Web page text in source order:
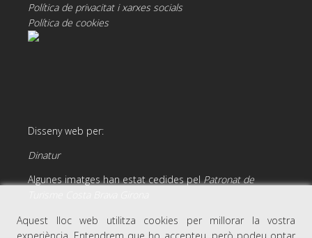
Política de privacitat i xarxes socials
Política de cookies
Disseny web per:
Dinatur
Algunes imatges han estat cedides pelPatronat de
Aquest lloc web utilitza cookies per millorar la vostra